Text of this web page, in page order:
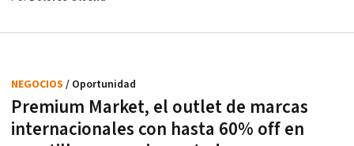
Premium Market, el outlet de marcas
internacionales con hasta 60% off en
NEGOCIOS / Oportunidad